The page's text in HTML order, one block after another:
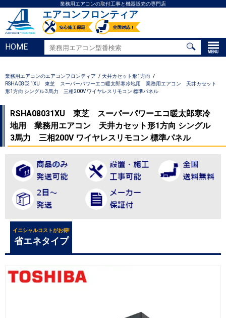
業務用エアコンの取付工事と機器販売の専門店
エアコンフロンティア
HOME
業務用エアコンのエアコンフロンティア
天井カセット形1方向
RSHA08031XU 東芝 スーパーパワーエコ暖太郎寒冷地用 業務用エアコン 天井カセット
形1方向 シングル 3馬力 三相200V ワイヤレスリモコン 標準パネル
RSHA08031XU 東芝 スーパーパワーエコ暖太郎寒冷
地用 業務用エアコン 天井カセット形1方向 シングル
3馬力 三相200V ワイヤレスリモコン 標準パネル
イニシャルコストがお得!
省エネタイプ